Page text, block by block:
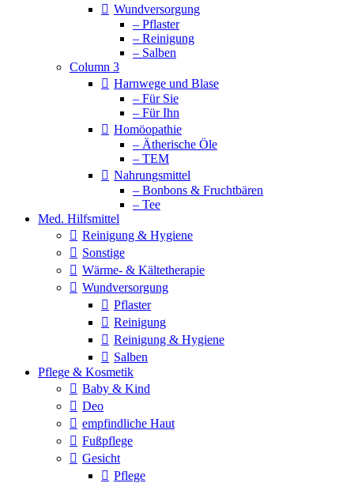
Wundversorgung
– Pflaster
– Reinigung
– Salben
Column 3
Harnwege und Blase
– Für Sie
– Für Ihn
Homöopathie
– Ätherische Öle
– TEM
Nahrungsmittel
– Bonbons & Fruchtbären
– Tee
Med. Hilfsmittel
Reinigung & Hygiene
Sonstige
Wärme- & Kältetherapie
Wundversorgung
Pflaster
Reinigung
Reinigung & Hygiene
Salben
Pflege & Kosmetik
Baby & Kind
Deo
empfindliche Haut
Fußpflege
Gesicht
Pflege